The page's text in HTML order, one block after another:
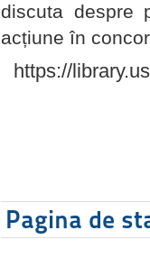
discuta despre
acțiune în
https://
Pagina de